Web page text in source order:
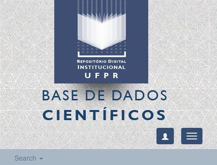
BASE DE DADOS
CIENTÍFICOS
Toggle
Search